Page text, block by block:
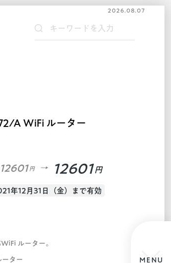
2026.08.07
A WiFi ルーター
12601 円 12601 円
年12月31日（金）まで有効
ルーター。
ター MENU